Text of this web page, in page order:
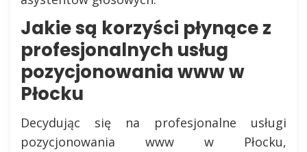
Jakie są korzyści płynące z
profesjonalnych usług
pozycjonowania www w
Płocku
Decydując się na profesjonalne usługi
pozycjonowania www w Płocku,